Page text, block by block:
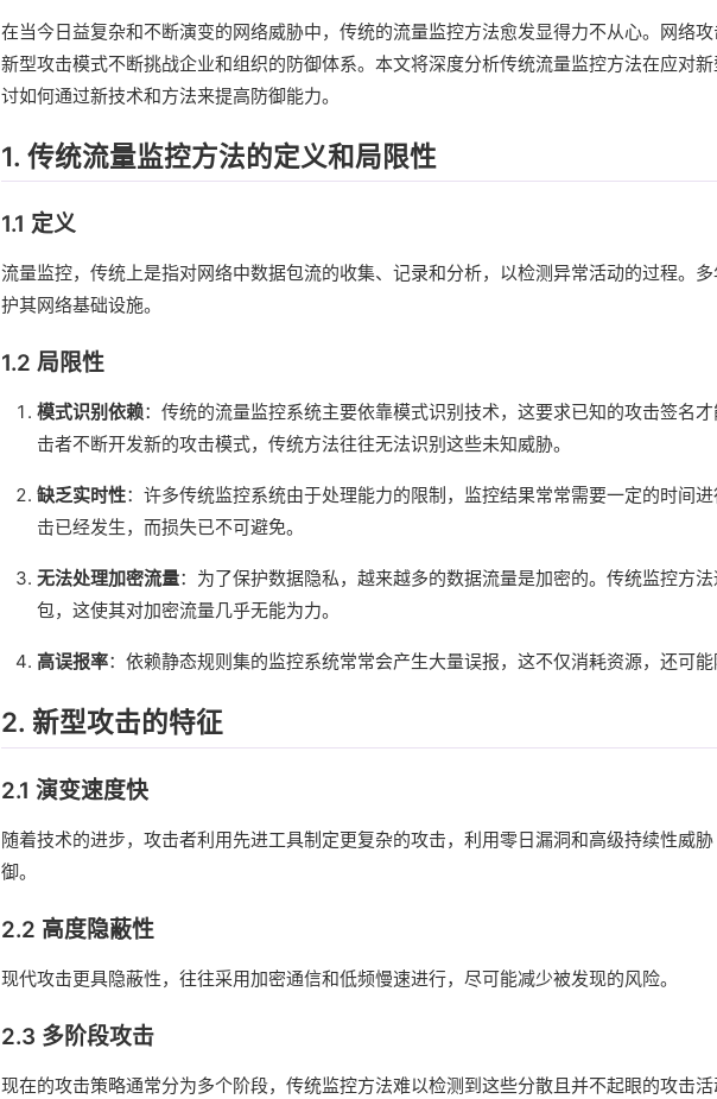
在当今日益复杂和不断演变的网络威胁中，传统的流量监控方法愈发显得力不从心。网络
新型攻击模式不断挑战企业和组织的防御体系。本文将深度分析传统流量监控方法在应对
讨如何通过新技术和方法来提高防御能力。
1. 传统流量监控方法的定义和局限性
1.1 定义
流量监控，传统上是指对网络中数据包流的收集、记录和分析，以检测异常活动的过程。
护其网络基础设施。
1.2 局限性
模式识别依赖：传统的流量监控系统主要依靠模式识别技术，这要求已知的攻击签名
击者不断开发新的攻击模式，传统方法往往无法识别这些未知威胁。
缺乏实时性：许多传统监控系统由于处理能力的限制，监控结果常常需要一定的时间
击已经发生，而损失已不可避免。
无法处理加密流量：为了保护数据隐私，越来越多的数据流量是加密的。传统监控方
包，这使其对加密流量几乎无能为力。
高误报率：依赖静态规则集的监控系统常常会产生大量误报，这不仅消耗资源，还可能
2. 新型攻击的特征
2.1 演变速度快
随着技术的进步，攻击者利用先进工具制定更复杂的攻击，利用零日漏洞和高级持续性威
御。
2.2 高度隐蔽性
现代攻击更具隐蔽性，往往采用加密通信和低频慢速进行，尽可能减少被发现的风险。
2.3 多阶段攻击
现在的攻击策略通常分为多个阶段，传统监控方法难以检测到这些分散且并不起眼的攻击活